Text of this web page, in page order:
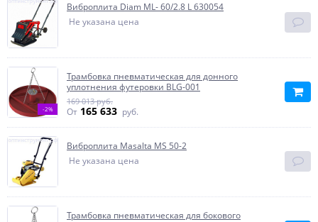
Виброплита Diam ML- 60/2.8 L 630054
Не указана цена
-2%
Трамбовка пневматическая для донного
уплотнения футеровки BLG-001
От 165 633 руб.
169 013 руб.
Виброплита Masalta MS 50-2
Не указана цена
Трамбовка пневматическая для бокового